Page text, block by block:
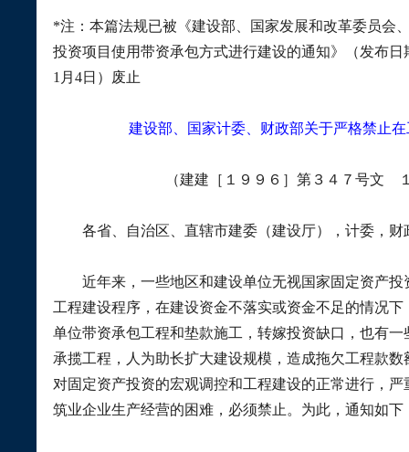
*注：本篇法规已被《建设部、国家发展和改革委员会
投资项目使用带资承包方式进行建设的通知》（发布日
1 月 4日 ）废止
建设部、国家计委、财政部关于严格禁止
（建建［１９９６］第３４７号文
各省、自治区、直辖市建委（建设厅），计委，财
近年来，一些地区和建设单位无视国家固定资产投
工程建设程序，在建设资金不落实或资金不足的情况
单位带资承包工程和垫款施工，转嫁投资缺口，也有
承揽工程，人为助长扩大建设规模，造成拖欠工程款
对固定资产投资的宏观调控和工程建设的正常进行，
筑业企业生产经营的困难，必须禁止。为此，通知如下